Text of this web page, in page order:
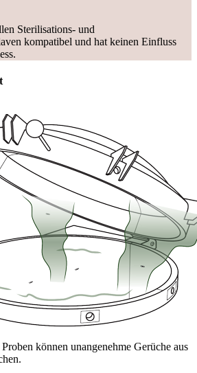
Sterilisations- und
kompatibel und hat keinen Einfluss
können unangenehme Gerüche aus